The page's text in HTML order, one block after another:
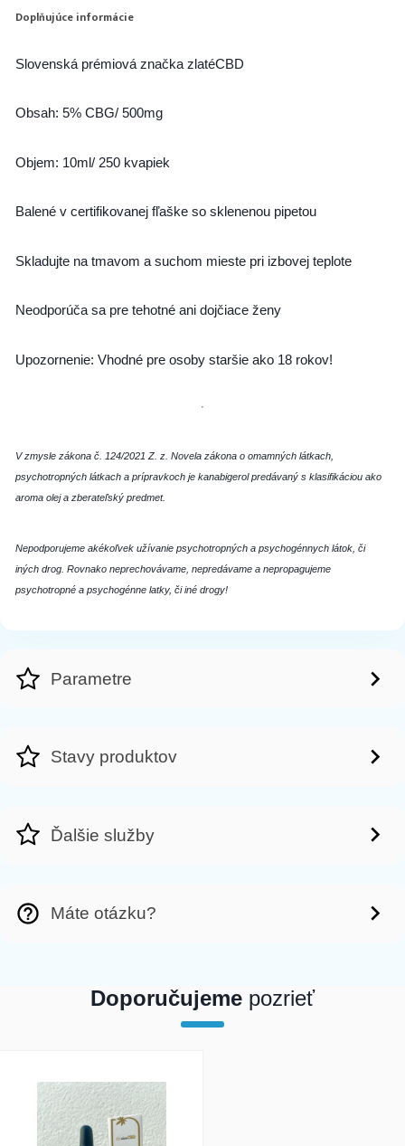
Doplňujúce informácie
Slovenská prémiová značka zlatéCBD
Obsah: 5% CBG/ 500mg
Objem: 10ml/ 250 kvapiek
Balené v certifikovanej fľaške so sklenenou pipetou
Skladujte na tmavom a suchom mieste pri izbovej teplote
Neodporúča sa pre tehotné ani dojčiace ženy
Upozornenie: Vhodné pre osoby staršie ako 18 rokov!
V zmysle zákona č. 124/2021 Z. z. Novela zákona o omamných látkach,
psychotropných látkach a prípravkoch je kanabigerol predávaný s klasifikáciou ako
aroma olej a zberateľský predmet.
Nepodporujeme akékoľvek užívanie psychotropných a psychogénnych látok, či
iných drog. Rovnako neprechovávame, nepredávame a nepropagujeme
psychotropné a psychogénne latky, či iné drogy!
Parametre
Stavy produktov
Ďalšie služby
Máte otázku?
Doporučujeme pozrieť